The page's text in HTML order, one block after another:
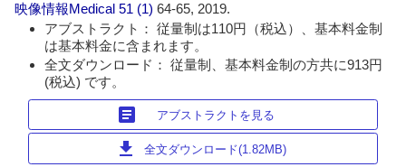
映像情報Medical 51 (1)64-65, 2019.
アブストラクト： 従量制は110円（税込）、基本料金制
は基本料金に含まれます。
全文ダウンロード： 従量制、基本料金制の方共に913円
(税込) です。
article アブストラクトを見る
download 全文ダウンロード(1.82MB)